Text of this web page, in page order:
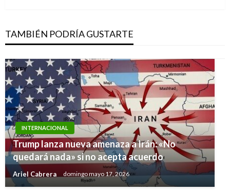
TAMBIÉN PODRÍA GUSTARTE
INTERNACIONAL
Trump lanza nueva amenaza a Irán: «No
quedará nada» si no acepta acuerdo
Ariel Cabrera domingo mayo 17, 2026